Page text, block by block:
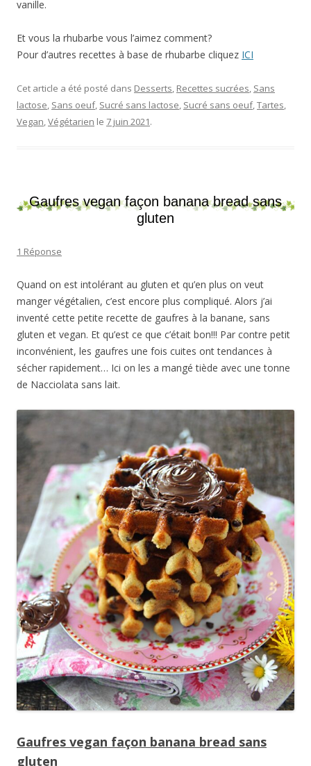
vanille.
Et vous la rhubarbe vous l’aimez comment?
Pour d’autres recettes à base de rhubarbe cliquez ICI
Cet article a été posté dans Desserts, Recettes sucrées, Sans
lactose, Sans oeuf, Sucré sans lactose, Sucré sans oeuf,Tartes,
Vegan,Végétarien le 7 juin 2021.
Gaufres vegan façon banana bread sans
gluten
1 Réponse
Quand on est intolérant au gluten et qu’en plus on veut
manger végétalien, c’est encore plus compliqué. Alors j’ai
inventé cette petite recette de gaufres à la banane, sans
gluten et vegan. Et qu’est ce que c’était bon!!! Par contre petit
inconvénient, les gaufres une fois cuites ont tendances à
sécher rapidement… Ici on les a mangé tiède avec une tonne
de Nacciolata sans lait.
Gaufres vegan façon banana bread sans
gluten